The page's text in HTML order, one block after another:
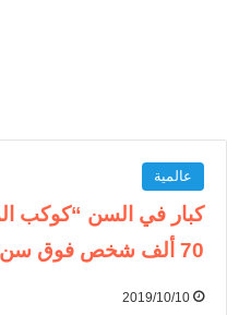
عالمية
كبار في السن “كوكب
70 ألف شخص فوق سن الـ 100 عام
2019/10/10